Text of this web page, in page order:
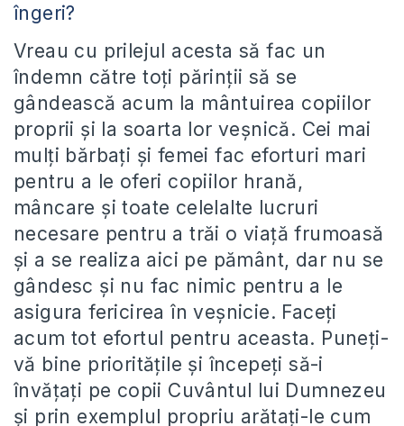
îngeri?
Vreau cu prilejul acesta să fac un
îndemn către toți părinții să se
gândească acum la mântuirea copiilor
proprii și la soarta lor veșnică. Cei mai
mulți bărbați și femei fac eforturi mari
pentru a le oferi copiilor hrană,
mâncare și toate celelalte lucruri
necesare pentru a trăi o viață frumoasă
și a se realiza aici pe pământ, dar nu se
gândesc și nu fac nimic pentru a le
asigura fericirea în veșnicie. Faceți
acum tot efortul pentru aceasta. Puneți-
vă bine prioritățile și începeți să-i
învățați pe copii Cuvântul lui Dumnezeu
și prin exemplul propriu arătați-le cum